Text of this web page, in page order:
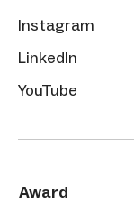
Instagram
LinkedIn
YouTube
Award